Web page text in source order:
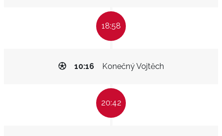
18:58
Konečný Vojtěch
10:16
20:42